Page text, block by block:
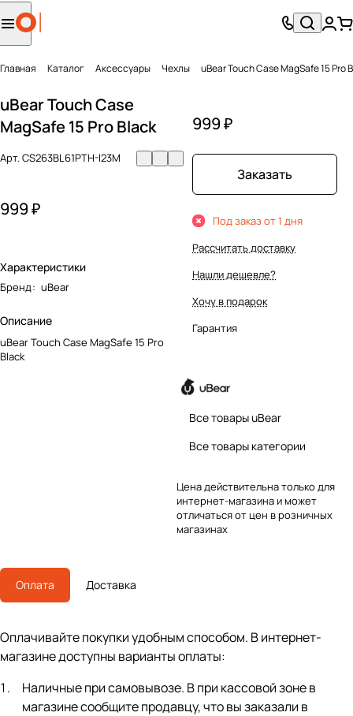
Главная Каталог Аксесcуары Чехлы uBear Touch Case MagSafe 15 Pro
uBear Touch Case
MagSafe 15 Pro Black
Арт.CS263BL61PTH-I23M
999 ₽
Характеристики
Бренд: uBear
Описание
uBear Touch Case MagSafe 15 Pro
Black
999 ₽
Заказать
Под заказ от 1 дня
Рассчитать доставку
Нашли дешевле?
Хочу в подарок
Гарантия
Все товары uBear
Все товары категории
Цена действительна только для
интернет-магазина и может
отличаться от цен в розничных
магазинах
Оплата Доставка
Оплачивайте покупки удобным способом. В интернет-
магазине доступны варианты оплаты:
Наличные при самовывозе. В при кассовой зоне в
магазине сообщите продавцу, что вы заказали в